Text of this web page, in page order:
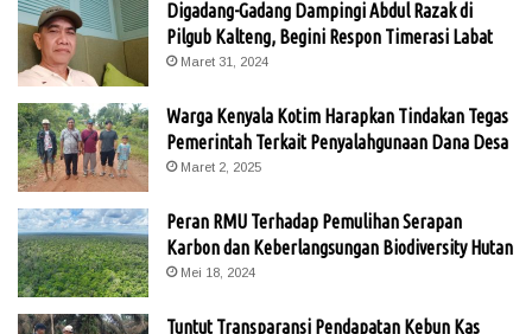
Digadang-Gadang Dampingi Abdul Razak di
Pilgub Kalteng, Begini Respon Timerasi Labat
Maret 31, 2024
Warga Kenyala Kotim Harapkan Tindakan Tegas
Pemerintah Terkait Penyalahgunaan Dana Desa
Maret 2, 2025
Peran RMU Terhadap Pemulihan Serapan
Karbon dan Keberlangsungan Biodiversity Hutan
Mei 18, 2024
Tuntut Transparansi Pendapatan Kebun Kas